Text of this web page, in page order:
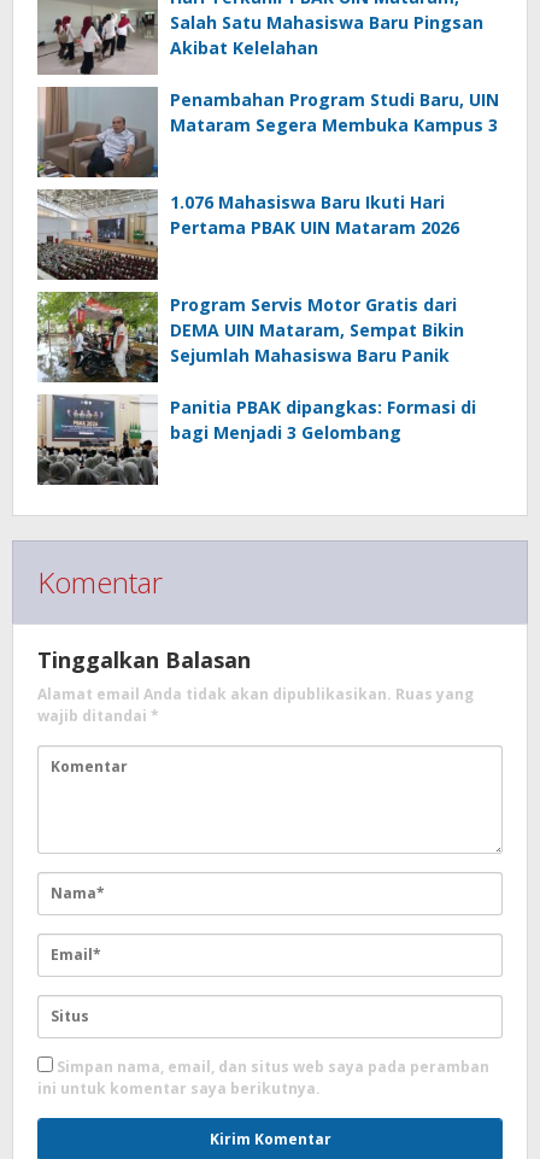
Salah Satu Mahasiswa Baru Pingsan
Akibat Kelelahan
Penambahan Program Studi Baru, UIN
Mataram Segera Membuka Kampus 3
1.076 Mahasiswa Baru Ikuti Hari
Pertama PBAK UIN Mataram 2026
Program Servis Motor Gratis dari
DEMA UIN Mataram, Sempat Bikin
Sejumlah Mahasiswa Baru Panik
Panitia PBAK dipangkas: Formasi di
bagi Menjadi 3 Gelombang
Komentar
Tinggalkan Balasan
Alamat email Anda tidak akan dipublikasikan. Ruas yang
wajib ditandai *
Simpan nama, email, dan situs web saya pada peramban
ini untuk komentar saya berikutnya.